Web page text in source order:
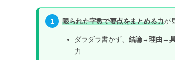
1 限られた字数で要点をまとめる力が
ダラダラ書かず、 結論→理由→
力